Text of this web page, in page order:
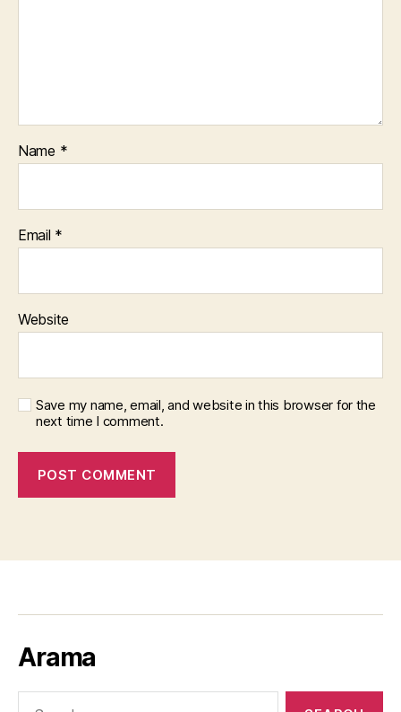
Name *
Email *
Website
Save my name, email, and website in this browser for the
next time I comment.
Arama